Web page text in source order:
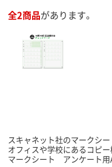
全2商品があります。
スキャネット社のマークシ
オフィスや学校にあるコピ
マークシート アンケート用